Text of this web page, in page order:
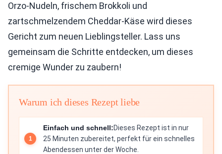
Orzo-Nudeln, frischem Brokkoli und
zartschmelzendem Cheddar-Käse wird dieses
Gericht zum neuen Lieblingsteller. Lass uns
gemeinsam die Schritte entdecken, um dieses
cremige Wunder zu zaubern!
Warum ich dieses Rezept liebe
Einfach und schnell:Dieses Rezept ist in nur
25 Minuten zubereitet, perfekt für ein schnelles
Abendessen unter der Woche.